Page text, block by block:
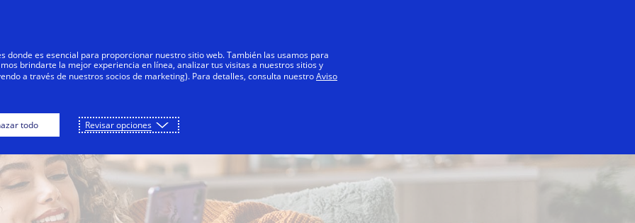
Personas Negocios Innovadores Todos
donde es esencial para proporcionar nuestro sitio web. También las usamos para
brindarte la mejor experiencia en línea, analizar tus visitas a nuestros sitios y
a través de nuestros socios de marketing). Para detalles, consulta nuestroAviso
todo Revisar opciones